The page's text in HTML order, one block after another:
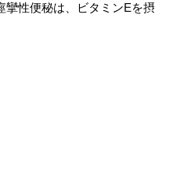
攣性便秘は、ビタミンEを摂